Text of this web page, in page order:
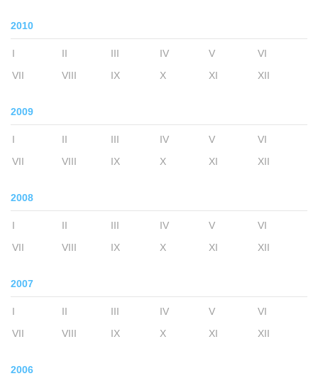
2010
I II III IV V
VI
VII
VIII IX X XI XII
2009
I II III IV V
VI
VII
VIII IX X XI XII
2008
I II III IV V
VI
VII
VIII IX X XI XII
2007
I II III IV V
VI
VII
VIII IX X XI XII
2006